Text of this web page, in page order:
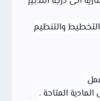
والتنظيم
المادية المتاحة .